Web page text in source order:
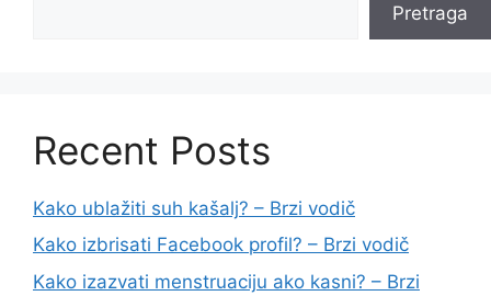
Pretraga
Recent Posts
Kako ublažiti suh kašalj? – Brzi vodič
Kako izbrisati Facebook profil? – Brzi vodič
Kako izazvati menstruaciju ako kasni? – Brzi